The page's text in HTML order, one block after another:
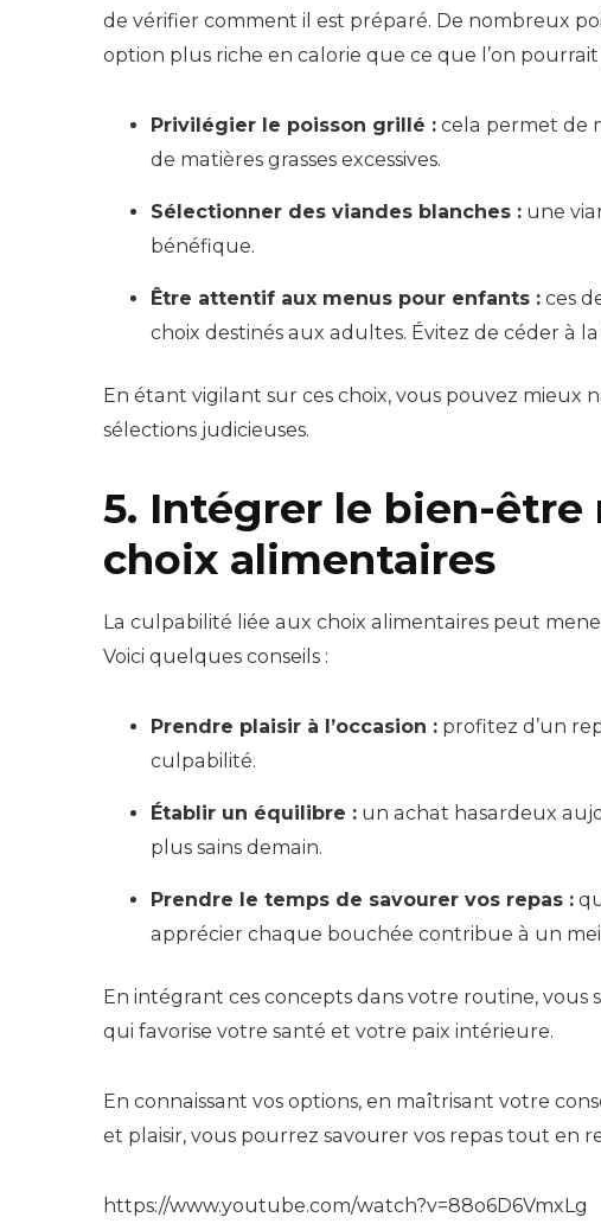
de vérifier comment il est préparé. De nombreux
option plus riche en calorie que ce que l’on
Privilégier le poisson grillé : cela permet de
de matières grasses excessives.
Sélectionner des viandes blanches : une
bénéfique.
Être attentif aux menus pour enfants : ces
choix destinés aux adultes. Évitez de céder à
En étant vigilant sur ces choix, vous pouvez mieux
sélections judicieuses.
5. Intégrer le bien-être
choix alimentaires
La culpabilité liée aux choix alimentaires peut
Voici quelques conseils :
Prendre plaisir à l’occasion : profitez d’un
culpabilité.
Établir un équilibre : un achat hasardeux
plus sains demain.
Prendre le temps de savourer vos repas :
apprécier chaque bouchée contribue à un
En intégrant ces concepts dans votre routine,
qui favorise votre santé et votre paix intérieure.
En connaissant vos options, en maîtrisant votre
et plaisir, vous pourrez savourer vos repas tout en
https://www.youtube.com/watch?v=88o6D6VmxLg